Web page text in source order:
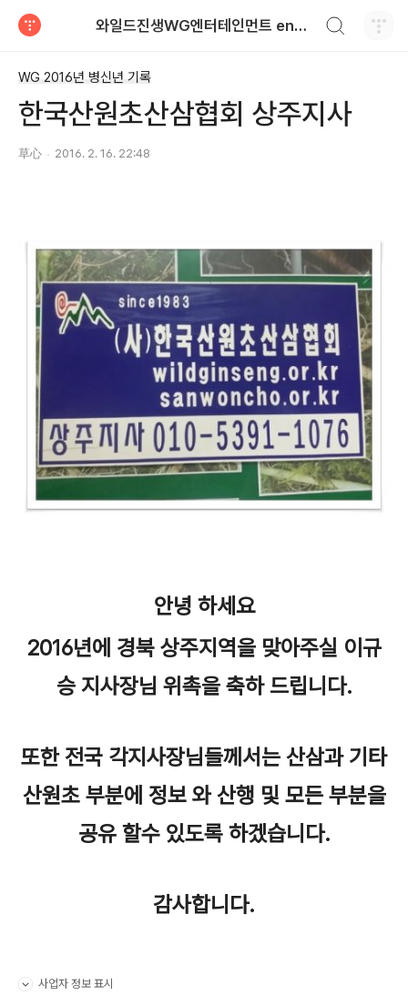
와일드진생WG엔터테인먼트 entertainment
WG 2016년 병신년 기록
한국산원초산삼협회 상주지사
草心 2016. 2. 16. 22:48
안녕 하세요
2016년에 경북 상주지역을 맞아주실 이규
승 지사장님 위촉을 축하 드립니다.
또한 전국 각지사장님들께서는 산삼과 기타
산원초 부분에 정보 와 산행 및 모든 부분을
공유 할수 있도록 하겠습니다.
감사합니다.
사업자 정보 표시